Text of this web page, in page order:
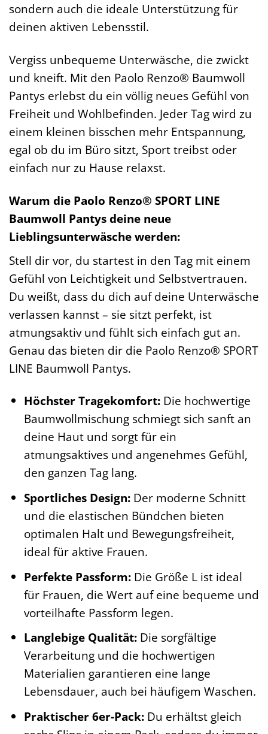
sondern auch die ideale Unterstützung für
deinen aktiven Lebensstil.
Vergiss unbequeme Unterwäsche, die zwickt
und kneift. Mit den Paolo Renzo® Baumwoll
Pantys erlebst du ein völlig neues Gefühl von
Freiheit und Wohlbefinden. Jeder Tag wird zu
einem kleinen bisschen mehr Entspannung,
egal ob du im Büro sitzt, Sport treibst oder
einfach nur zu Hause relaxst.
Warum die Paolo Renzo® SPORT LINE
Baumwoll Pantys deine neue
Lieblingsunterwäsche werden:
Stell dir vor, du startest in den Tag mit einem
Gefühl von Leichtigkeit und Selbstvertrauen.
Du weißt, dass du dich auf deine Unterwäsche
verlassen kannst – sie sitzt perfekt, ist
atmungsaktiv und fühlt sich einfach gut an.
Genau das bieten dir die Paolo Renzo® SPORT
LINE Baumwoll Pantys.
Höchster Tragekomfort:Die hochwertige
Baumwollmischung schmiegt sich sanft an
deine Haut und sorgt für ein
atmungsaktives und angenehmes Gefühl,
den ganzen Tag lang.
Sportliches Design:Der moderne Schnitt
und die elastischen Bündchen bieten
optimalen Halt und Bewegungsfreiheit,
ideal für aktive Frauen.
Perfekte Passform:Die Größe L ist ideal
für Frauen, die Wert auf eine bequeme und
vorteilhafte Passform legen.
Langlebige Qualität:Die sorgfältige
Verarbeitung und die hochwertigen
Materialien garantieren eine lange
Lebensdauer, auch bei häufigem Waschen.
Praktischer 6er-Pack:Du erhältst gleich